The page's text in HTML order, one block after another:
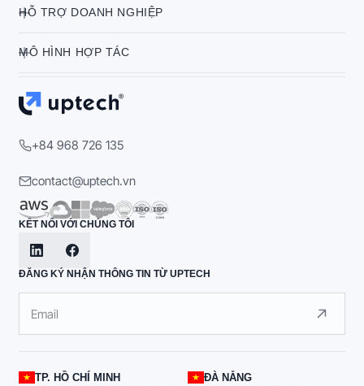
HỖ TRỢ DOANH NGHIỆP
MÔ HÌNH HỢP TÁC
+84 968 726 135
contact@uptech.vn
KẾT NỐI VỚI CHÚNG TÔI
ĐĂNG KÝ NHẬN THÔNG TIN TỪ UPTECH
TP. HỒ CHÍ MINH ĐÀ NẴNG